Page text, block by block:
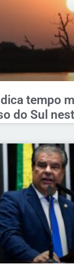
tempo
do Sul